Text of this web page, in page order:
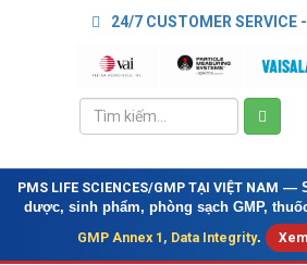
24/7 CUSTOMER SERVICE
PMS LIFE SCIENCES/GMP TẠI VIỆT NAM —
dược, sinh phẩm, phòng sạch GMP,
GMP Annex 1, Data Integrity.